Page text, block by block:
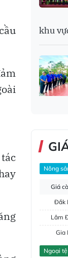
khu
Nông
Giá
Đắk
Lâm
Gia
Đắk
Ngoại tệ